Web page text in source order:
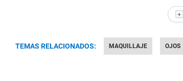
+
TEMAS RELACIONADOS: MAQUILLAJE OJOS